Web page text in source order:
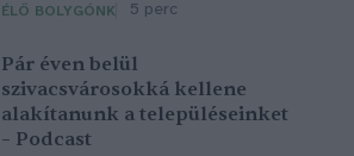
ÉLŐ BOLYGÓNK 5 perc
Pár éven belül
szivacsvárosokká kellene
alakítanunk a településeinket
– Podcast